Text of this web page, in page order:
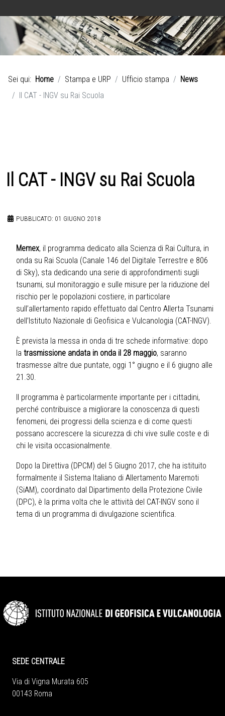
Sei qui: Home Stampa e URP Ufficio stampa
News
Il CAT - INGV su Rai Scuola
Il CAT - INGV su Rai Scuola
PUBBLICATO: 01 GIUGNO 2018
Memex, il programma dedicato alla Scienza di Rai Cultura, in
onda su Rai Scuola (Canale 146 del Digitale Terrestre e 806
di Sky), sta dedicando una serie di approfondimenti sugli
tsunami, sul monitoraggio e sulle misure per la riduzione del
rischio per le popolazioni costiere, in particolare
sull’allertamento rapido effettuato dal Centro Allerta Tsunami
dell’Istituto Nazionale di Geofisica e Vulcanologia (CAT-INGV).
È prevista la messa in onda di tre schede informative: dopo
la trasmissione andata in onda il 28 maggio, saranno
trasmesse altre due puntate, oggi 1° giugno e il 6 giugno alle
21.30.
Il programma è particolarmente importante per i cittadini,
perché contribuisce a migliorare la conoscenza di questi
fenomeni, dei progressi della scienza e di come questi
possano accrescere la sicurezza di chi vive sulle coste e di
chi le visita occasionalmente.
Dopo la Direttiva (DPCM) del 5 Giugno 2017, che ha istituito
formalmente il Sistema Italiano di Allertamento Maremoti
(SiAM), coordinato dal Dipartimento della Protezione Civile
(DPC), è la prima volta che le attività del CAT-INGV sono il
tema di un programma di divulgazione scientifica.
SEDE CENTRALE
Via di Vigna Murata 605
00143 Roma